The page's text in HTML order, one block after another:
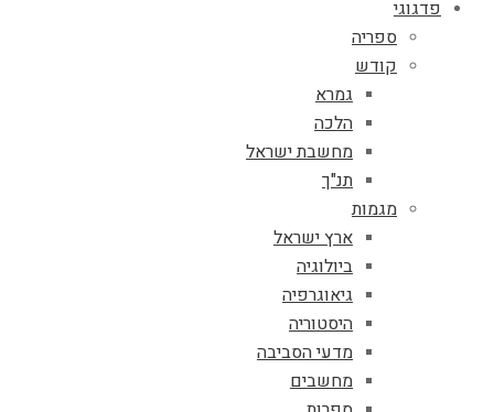
פדגוגי
ספריה
קודש
גמרא
הלכה
מחשבת ישראל
תנ"ך
מגמות
ארץ ישראל
ביולוגיה
גיאוגרפיה
היסטוריה
מדעי הסביבה
מחשבים